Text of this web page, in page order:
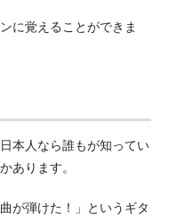
に覚えることができま
本人なら誰もが知ってい
あります。
が弾けた！」というギタ